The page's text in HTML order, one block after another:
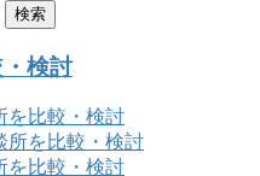
検討
を比較・検討
所を比較・検討
を比較・検討